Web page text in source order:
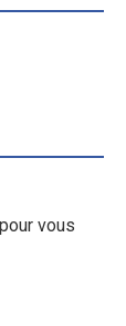
vous